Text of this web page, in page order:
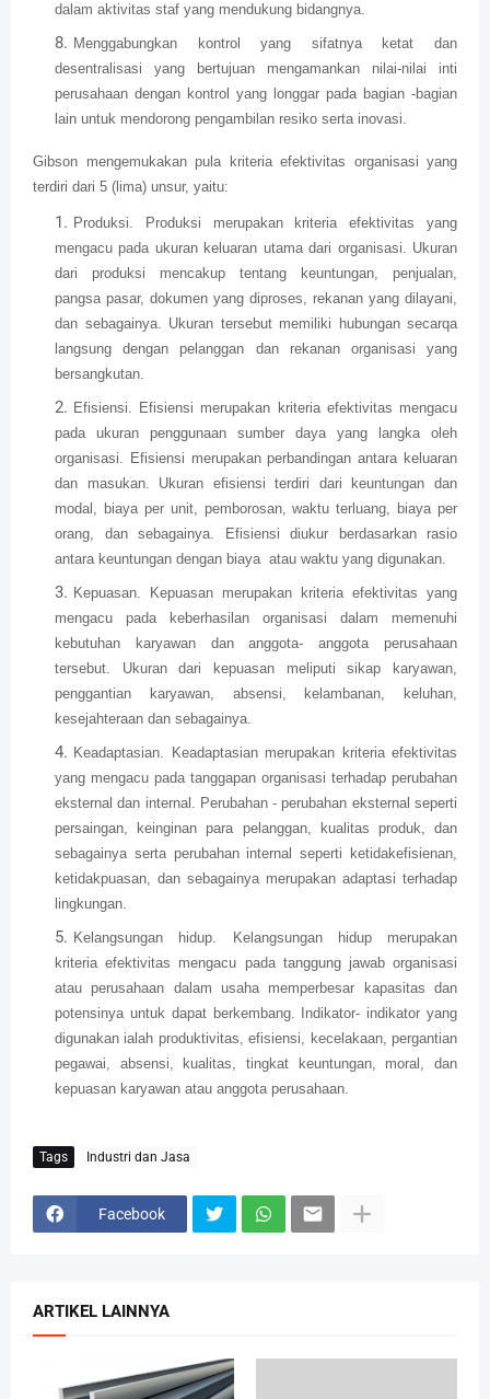
dalam aktivitas staf yang mendukung bidangnya.
Menggabungkan kontrol yang sifatnya ketat dan
desentralisasi yang bertujuan mengamankan nilai-nilai inti
perusahaan dengan kontrol yang longgar pada bagian -bagian
lain untuk mendorong pengambilan resiko serta inovasi.
Gibson mengemukakan pula kriteria efektivitas organisasi yang
terdiri dari 5 (lima) unsur, yaitu:
Produksi. Produksi merupakan kriteria efektivitas yang
mengacu pada ukuran keluaran utama dari organisasi. Ukuran
dari produksi mencakup tentang keuntungan, penjualan,
pangsa pasar, dokumen yang diproses, rekanan yang dilayani,
dan sebagainya. Ukuran tersebut memiliki hubungan secarqa
langsung dengan pelanggan dan rekanan organisasi yang
bersangkutan.
Efisiensi. Efisiensi merupakan kriteria efektivitas mengacu
pada ukuran penggunaan sumber daya yang langka oleh
organisasi. Efisiensi merupakan perbandingan antara keluaran
dan masukan. Ukuran efisiensi terdiri dari keuntungan dan
modal, biaya per unit, pemborosan, waktu terluang, biaya per
orang, dan sebagainya. Efisiensi diukur berdasarkan rasio
antara keuntungan dengan biaya atau waktu yang digunakan.
Kepuasan. Kepuasan merupakan kriteria efektivitas yang
mengacu pada keberhasilan organisasi dalam memenuhi
kebutuhan karyawan dan anggota- anggota perusahaan
tersebut. Ukuran dari kepuasan meliputi sikap karyawan,
penggantian karyawan, absensi, kelambanan, keluhan,
kesejahteraan dan sebagainya.
Keadaptasian. Keadaptasian merupakan kriteria efektivitas
yang mengacu pada tanggapan organisasi terhadap perubahan
eksternal dan internal. Perubahan - perubahan eksternal seperti
persaingan, keinginan para pelanggan, kualitas produk, dan
sebagainya serta perubahan internal seperti ketidakefisienan,
ketidakpuasan, dan sebagainya merupakan adaptasi terhadap
lingkungan.
Kelangsungan hidup. Kelangsungan hidup merupakan
kriteria efektivitas mengacu pada tanggung jawab organisasi
atau perusahaan dalam usaha memperbesar kapasitas dan
potensinya untuk dapat berkembang. Indikator- indikator yang
digunakan ialah produktivitas, efisiensi, kecelakaan, pergantian
pegawai, absensi, kualitas, tingkat keuntungan, moral, dan
kepuasan karyawan atau anggota perusahaan.
Tags Industri dan Jasa
Facebook
ARTIKEL LAINNYA